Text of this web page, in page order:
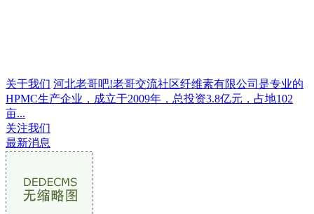
关于我们 河北老哥吧!老哥交流社区纤维素有限公司是专业的
HPMC生产企业，成立于2009年，总投资3.8亿元，占地102
亩...
关注我们
最新消息